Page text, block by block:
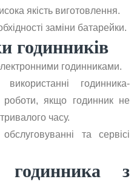
якість виготовлення.
заміни батарейки.
годинників
годинниками.
годинника-
роботи, якщо годинник не
часу.
та сервісі
годинника з